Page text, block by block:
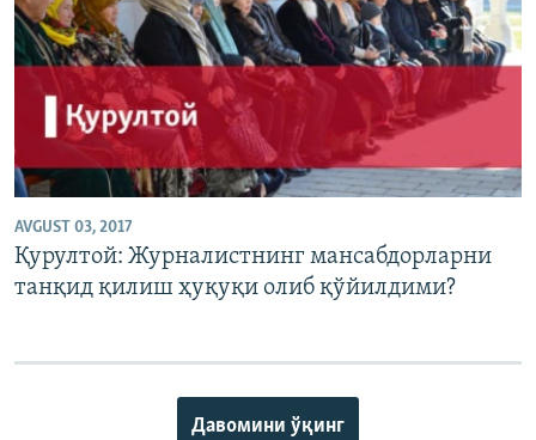
AVGUST 03, 2017
Қурултой: Журналистнинг мансабдорларни
танқид қилиш ҳуқуқи олиб қўйилдими?
Давомини ўқинг